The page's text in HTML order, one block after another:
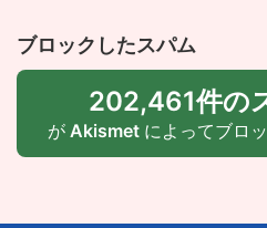
ブロックしたスパム
202,461件の
が Akismetによってブロ